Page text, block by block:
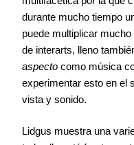
durante mucho tiempo
puede multiplicar
de interarts, lleno
aspecto como música
experimentar esto en el
vista y sonido.
Lidgus muestra una